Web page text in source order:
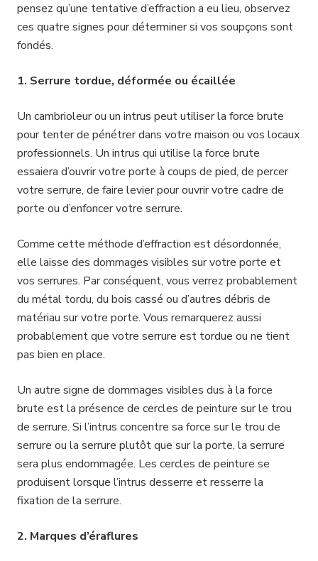
pensez qu’une tentative d’effraction a eu lieu, observez
ces quatre signes pour déterminer si vos soupçons sont
fondés.
1. Serrure tordue, déformée ou écaillée
Un cambrioleur ou un intrus peut utiliser la force brute
pour tenter de pénétrer dans votre maison ou vos locaux
professionnels. Un intrus qui utilise la force brute
essaiera d’ouvrir votre porte à coups de pied, de percer
votre serrure, de faire levier pour ouvrir votre cadre de
porte ou d’enfoncer votre serrure.
Comme cette méthode d’effraction est désordonnée,
elle laisse des dommages visibles sur votre porte et
vos serrures. Par conséquent, vous verrez probablement
du métal tordu, du bois cassé ou d’autres débris de
matériau sur votre porte. Vous remarquerez aussi
probablement que votre serrure est tordue ou ne tient
pas bien en place.
Un autre signe de dommages visibles dus à la force
brute est la présence de cercles de peinture sur le trou
de serrure. Si l’intrus concentre sa force sur le trou de
serrure ou la serrure plutôt que sur la porte, la serrure
sera plus endommagée. Les cercles de peinture se
produisent lorsque l’intrus desserre et resserre la
fixation de la serrure.
2. Marques d’éraflures